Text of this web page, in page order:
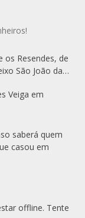
os Resendes, de
São João da…
Veiga em
saberá quem
casou em
offline. Tente